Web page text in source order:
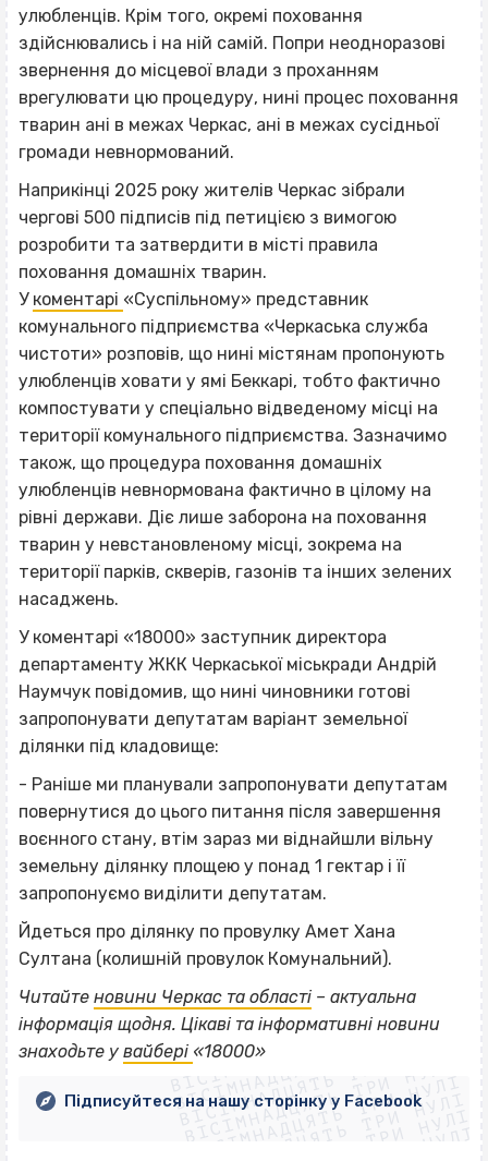
улюбленців. Крім того, окремі поховання
здійснювались і на ній самій. Попри неодноразові
звернення до місцевої влади з проханням
врегулювати цю процедуру, нині процес поховання
тварин ані в межах Черкас, ані в межах сусідньої
громади невнормований.
Наприкінці 2025 року жителів Черкас зібрали
чергові 500 підписів під петицією з вимогою
розробити та затвердити в місті правила
поховання домашніх тварин.
У коментарі «Суспільному» представник
комунального підприємства «Черкаська служба
чистоти» розповів, що нині містянам пропонують
улюбленців ховати у ямі Беккарі, тобто фактично
компостувати у спеціально відведеному місці на
території комунального підприємства. Зазначимо
також, що процедура поховання домашніх
улюбленців невнормована фактично в цілому на
рівні держави. Діє лише заборона на поховання
тварин у невстановленому місці, зокрема на
території парків, скверів, газонів та інших зелених
насаджень.
У коментарі «18000» заступник директора
департаменту ЖКК Черкаської міськради Андрій
Наумчук повідомив, що нині чиновники готові
запропонувати депутатам варіант земельної
ділянки під кладовище:
- Раніше ми планували запропонувати депутатам
повернутися до цього питання після завершення
воєнного стану, втім зараз ми віднайшли вільну
земельну ділянку площею у понад 1 гектар і її
запропонуємо виділити депутатам.
Йдеться про ділянку по провулку Амет Хана
Султана (колишній провулок Комунальний).
Читайте новини Черкас та області – актуальна
інформація щодня. Цікаві та інформативні новини
знаходьте у вайбері «18000»
ВІСІМНАДЦЯТЬ ТРИ НУЛІ
ВІСІМНАДЦЯТЬ ТРИ НУЛІ
ВІСІМНАДЦЯТЬ ТРИ НУЛІ
ВІСІМНАДЦЯТЬ ТРИ НУЛІ
ВІСІМНАДЦЯТЬ ТРИ НУЛІ
ВІСІМНАДЦЯТЬ ТРИ НУЛІ
Підписуйтеся на нашу сторінку у Facebook